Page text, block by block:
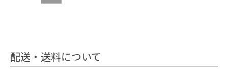
配送・送料について